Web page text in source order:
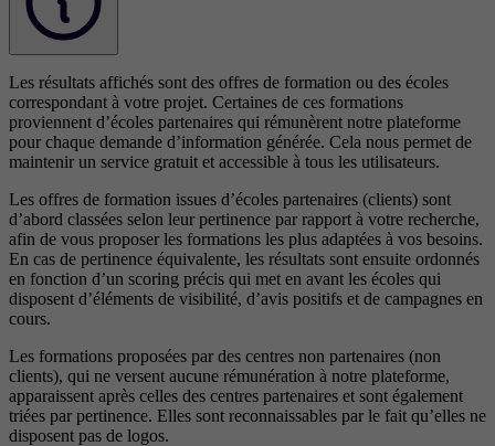
Les résultats affichés sont des offres de formation ou des écoles
correspondant à votre projet. Certaines de ces formations
proviennent d’écoles partenaires qui rémunèrent notre plateforme
pour chaque demande d’information générée. Cela nous permet de
maintenir un service gratuit et accessible à tous les utilisateurs.
Les offres de formation issues d’écoles partenaires (clients) sont
d’abord classées selon leur pertinence par rapport à votre recherche,
afin de vous proposer les formations les plus adaptées à vos besoins.
En cas de pertinence équivalente, les résultats sont ensuite ordonnés
en fonction d’un scoring précis qui met en avant les écoles qui
disposent d’éléments de visibilité, d’avis positifs et de campagnes en
cours.
Les formations proposées par des centres non partenaires (non
clients), qui ne versent aucune rémunération à notre plateforme,
apparaissent après celles des centres partenaires et sont également
triées par pertinence. Elles sont reconnaissables par le fait qu’elles ne
disposent pas de logos.